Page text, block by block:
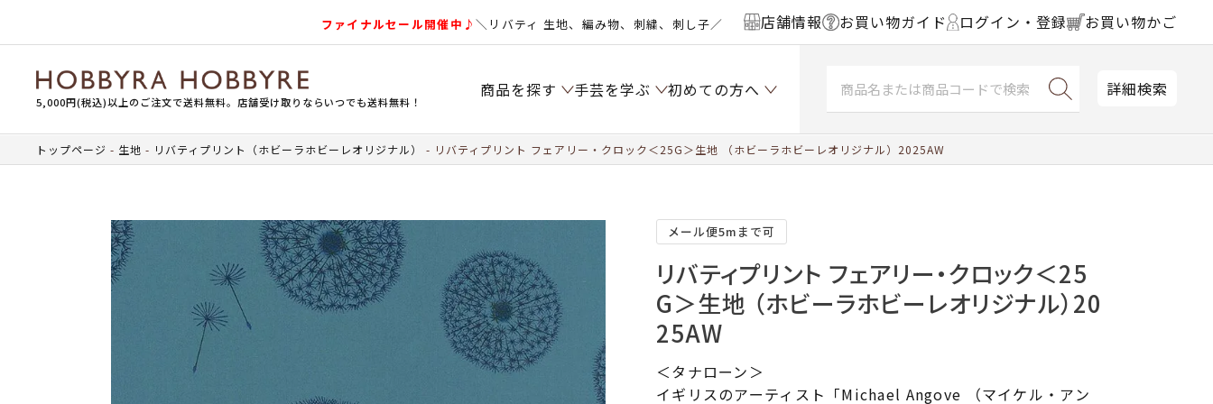
ファイナルセール開催中♪＼リバティ 生地、編み物、刺繍、刺し子／ 店舗情報 お買い物ガイド ログイン・登録 お買い物かご
5,000円(税込)以上のご注文で送料無料。店舗受け取りならいつでも送料無料！
商品を探す 手芸を学ぶ 初めての方へ 詳細検索
トップページ 生地 リバティプリント（ホビーラホビーレオリジナル） リバティプリント フェアリー・クロック＜25G＞生地 （ホビーラホビーレオリジナル）2025AW
メール便5mまで可
リバティプリント フェアリー・クロック＜25
G＞生地 （ホビーラホビーレオリジナル）20
25AW
＜タナローン＞
イギリスのアーティスト「Michael Angove （マイケル・アン